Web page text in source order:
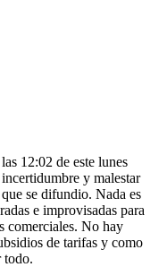
12:02 de este lunes
y malestar
se difundio. Nada es
e improvisadas para
comerciales. No hay
de tarifas y como
todo.